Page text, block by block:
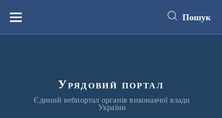
вмістуМеню Пошук
Урядовий портал
Єдиний вебпортал органів виконавчої влади
України